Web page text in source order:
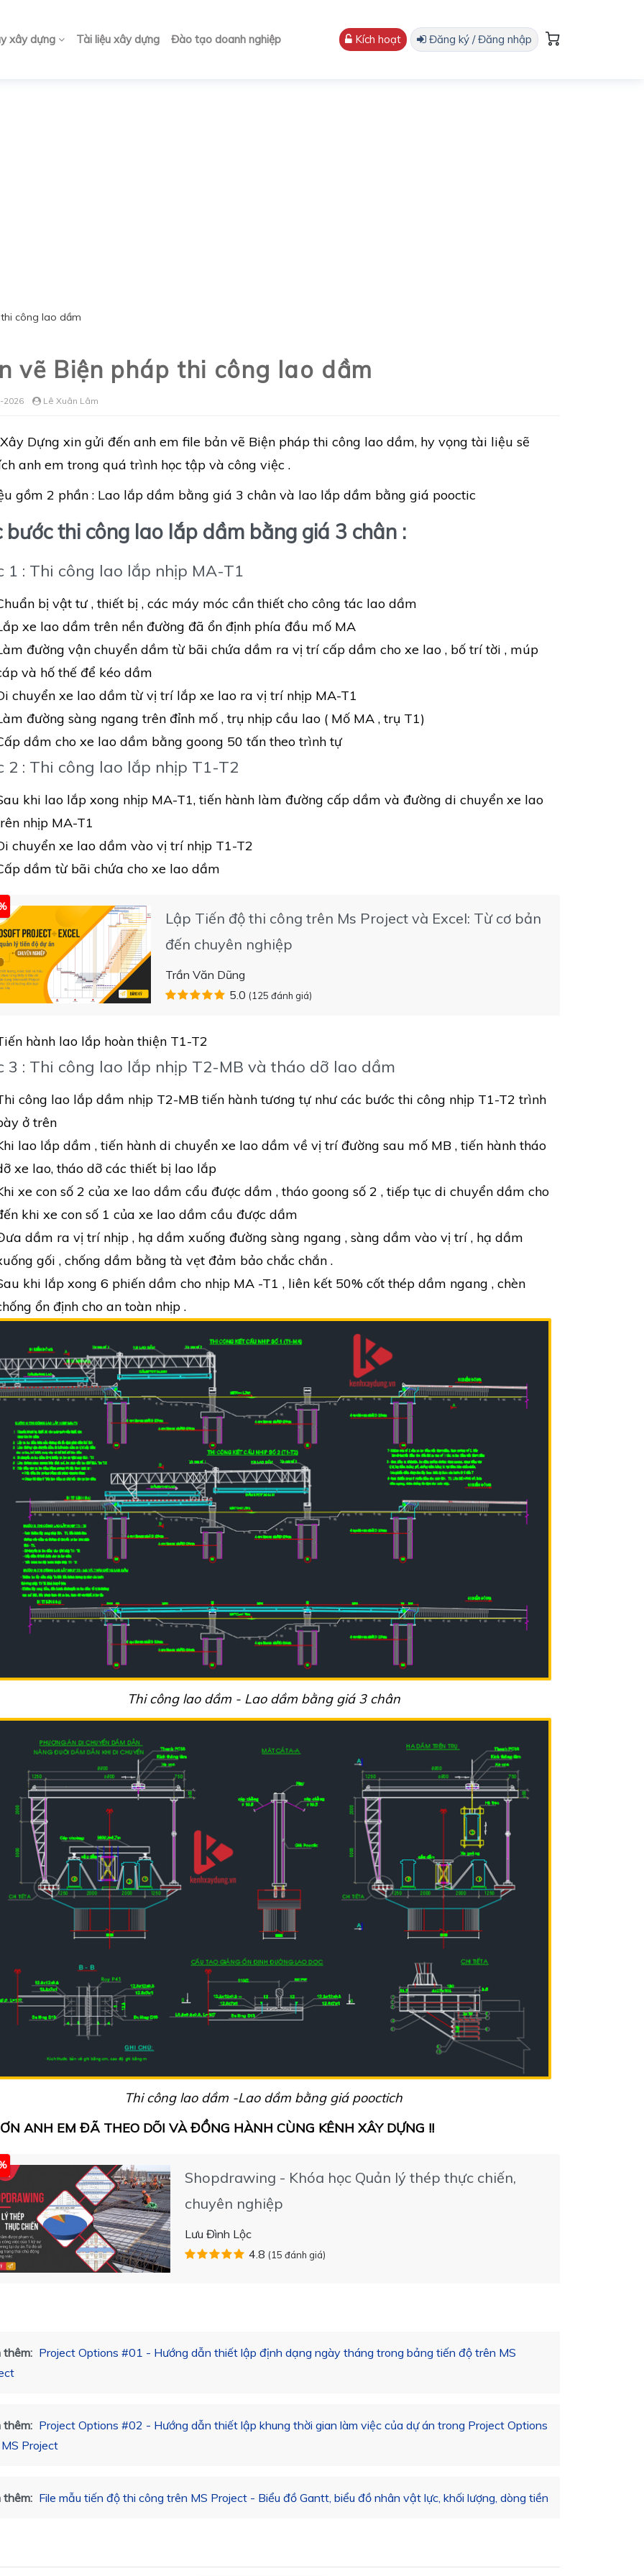
xây dựng Tài liệu xây dựng Đào tạo doanh nghiệp Kích hoạt Đăng ký / Đăng nhập
công lao dầm
vẽ Biện pháp thi công lao dầm
2026 Lê Xuân Lâm
Dựng xin gửi đến anh em file bản vẽ Biện pháp thi công lao dầm, hy vọng tài liệu sẽ
anh em trong quá trình học tập và công việc .
gồm 2 phần : Lao lắp dầm bằng giá 3 chân và lao lắp dầm bằng giá pooctic
bước thi công lao lắp dầm bằng giá 3 chân :
1 : Thi công lao lắp nhịp MA-T1
bị vật tư , thiết bị , các máy móc cần thiết cho công tác lao dầm
xe lao dầm trên nền đường đã ổn định phía đầu mố MA
đường vận chuyển dầm từ bãi chứa dầm ra vị trí cấp dầm cho xe lao , bố trí tời , múp
và hố thế để kéo dầm
chuyển xe lao dầm từ vị trí lắp xe lao ra vị trí nhịp MA-T1
đường sàng ngang trên đỉnh mố , trụ nhịp cầu lao ( Mố MA , trụ T1)
dầm cho xe lao dầm bằng goong 50 tấn theo trình tự
2 : Thi công lao lắp nhịp T1-T2
khi lao lắp xong nhịp MA-T1, tiến hành làm đường cấp dầm và đường di chuyển xe lao
nhịp MA-T1
chuyển xe lao dầm vào vị trí nhịp T1-T2
dầm từ bãi chứa cho xe lao dầm
Lập Tiến độ thi công trên Ms Project và Excel: Từ cơ bản
đến chuyên nghiệp
Trần Văn Dũng
5.0 (125 đánh giá)
hành lao lắp hoàn thiện T1-T2
3 : Thi công lao lắp nhịp T2-MB và tháo dỡ lao dầm
công lao lắp dầm nhịp T2-MB tiến hành tương tự như các bước thi công nhịp T1-T2 trình
ở trên
lao lắp dầm , tiến hành di chuyển xe lao dầm về vị trí đường sau mố MB , tiến hành tháo
xe lao, tháo dỡ các thiết bị lao lắp
xe con số 2 của xe lao dầm cẩu được dầm , tháo goong số 2 , tiếp tục di chuyển dầm cho
khi xe con số 1 của xe lao dầm cầu được dầm
dầm ra vị trí nhịp , hạ dầm xuống đường sàng ngang , sàng dầm vào vị trí , hạ dầm
gối , chống dầm bằng tà vẹt đảm bảo chắc chắn .
khi lắp xong 6 phiến dầm cho nhịp MA -T1 , liên kết 50% cốt thép dầm ngang , chèn
ổn định cho an toàn nhịp .
Thi công lao dầm - Lao dầm bằng giá 3 chân
Thi công lao dầm -Lao dầm bằng giá pooctich
ANH EM ĐÃ THEO DÕI VÀ ĐỒNG HÀNH CÙNG KÊNH XÂY DỰNG !!
Shopdrawing - Khóa học Quản lý thép thực chiến,
chuyên nghiệp
Lưu Đình Lộc
4.8 (15 đánh giá)
thêm: Project Options #01 - Hướng dẫn thiết lập định dạng ngày tháng trong bảng tiến độ trên MS
thêm: Project Options #02 - Hướng dẫn thiết lập khung thời gian làm việc của dự án trong Project Options
Project
thêm: File mẫu tiến độ thi công trên MS Project - Biểu đồ Gantt, biểu đồ nhân vật lực, khối lượng, dòng tiền